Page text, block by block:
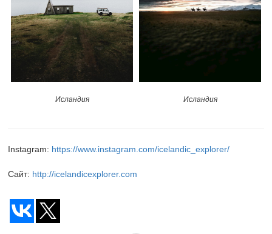
Исландия Исландия
Instagram: https://www.instagram.com/icelandic_explorer/
Сайт: http://icelandicexplorer.com